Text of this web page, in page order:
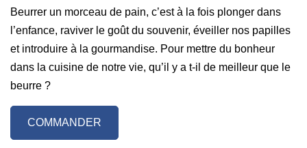
Beurrer un morceau de pain, c’est à la fois plonger dans
l’enfance, raviver le goût du souvenir, éveiller nos papilles
et introduire à la gourmandise. Pour mettre du bonheur
dans la cuisine de notre vie, qu’il y a t-il de meilleur que le
beurre ?
COMMANDER